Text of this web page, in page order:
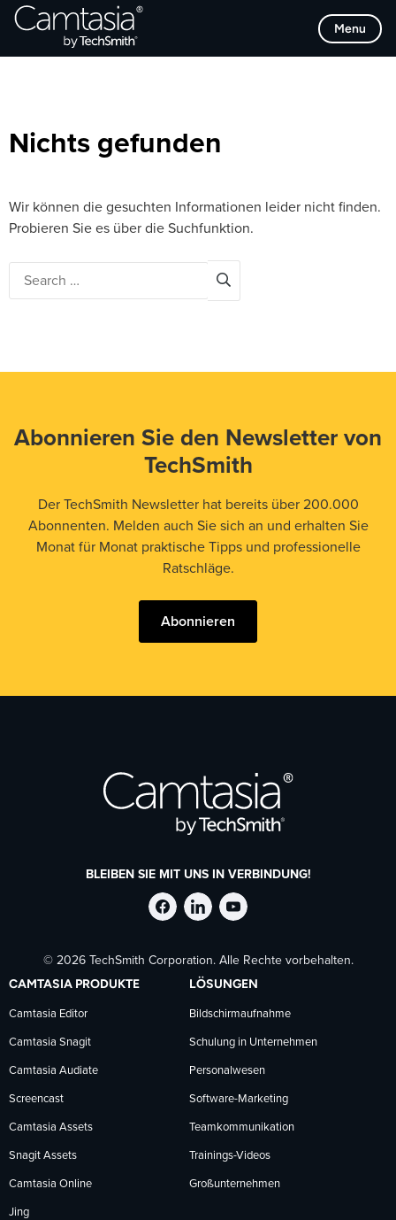
Direkt
zum
Menu
Browse Categories
Nichts gefunden
Wir können die gesuchten Informationen leider nicht finden.
Probieren Sie es über die Suchfunktion.
Abonnieren Sie den Newsletter von
TechSmith
Der TechSmith Newsletter hat bereits über 200.000
Abonnenten. Melden auch Sie sich an und erhalten Sie
Monat für Monat praktische Tipps und professionelle
Ratschläge.
Abonnieren
BLEIBEN SIE MIT UNS IN VERBINDUNG!
TechSmith
auf
Facebook
folgen
TechSmith
auf
LinkedIn
folgen
TechSmith
auf
YouTube
folgen
© 2026 TechSmith Corporation. Alle Rechte vorbehalten.
CAMTASIA PRODUKTE
Camtasia Editor
Camtasia Snagit
Camtasia Audiate
Screencast
Camtasia Assets
Snagit Assets
Camtasia Online
Jing
LÖSUNGEN
Bildschirmaufnahme
Schulung in Unternehmen
Personalwesen
Software-Marketing
Teamkommunikation
Trainings-Videos
Großunternehmen